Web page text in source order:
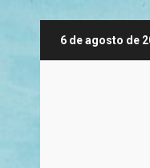
6 de agosto de